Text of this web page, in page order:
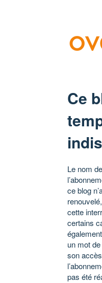
Ce
Le nom
ce blog
cette
certains
un mot
son
pas été